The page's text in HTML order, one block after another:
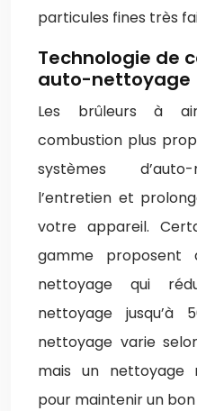
particules fines très
Technologie de
auto-nettoyage
Les brûleurs à
combustion plus
systèmes
l’entretien et
votre appareil.
gamme proposent
nettoyage qui
nettoyage jusqu’à
nettoyage varie
mais un nettoyage
pour maintenir un